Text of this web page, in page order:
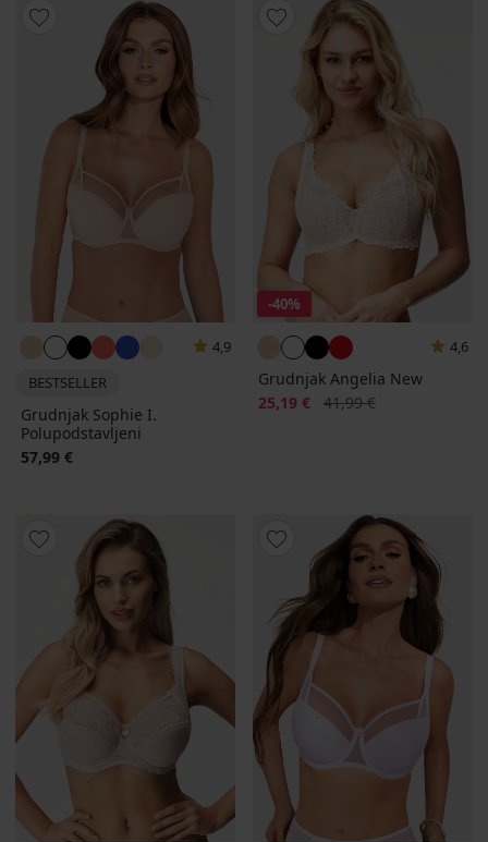
4,9
BESTSELLER
Grudnjak Sophie I.
Polupodstavljeni
57,99 €
-40%
4,6
Grudnjak Angelia New
Popust
25,19 € Prvobitna cijena
41,99 €